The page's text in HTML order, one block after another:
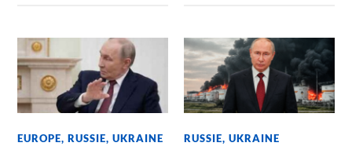
EUROPE,RUSSIE,UKRAINE RUSSIE,UKRAINE